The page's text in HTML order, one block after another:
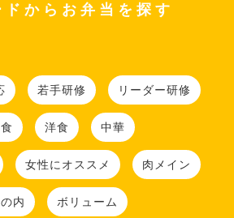
ドからお弁当を探す
若手研修 リーダー研修
洋食 中華
女性にオススメ 肉メイン
内 ボリューム